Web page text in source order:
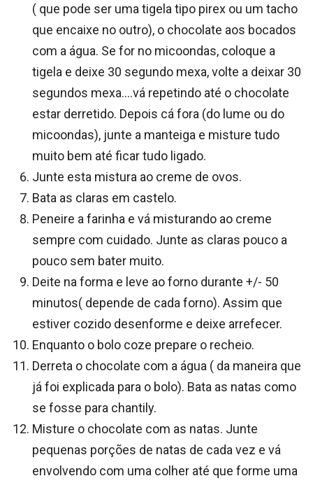
( que pode ser uma tigela tipo pirex ou um tacho
que encaixe no outro), o chocolate aos bocados
com a água. Se for no micoondas, coloque a
tigela e deixe 30 segundo mexa, volte a deixar 30
segundos mexa….vá repetindo até o chocolate
estar derretido. Depois cá fora (do lume ou do
micoondas), junte a manteiga e misture tudo
muito bem até ficar tudo ligado.
Junte esta mistura ao creme de ovos.
Bata as claras em castelo.
Peneire a farinha e vá misturando ao creme
sempre com cuidado. Junte as claras pouco a
pouco sem bater muito.
Deite na forma e leve ao forno durante +/- 50
minutos( depende de cada forno). Assim que
estiver cozido desenforme e deixe arrefecer.
Enquanto o bolo coze prepare o recheio.
Derreta o chocolate com a água ( da maneira que
já foi explicada para o bolo). Bata as natas como
se fosse para chantily.
Misture o chocolate com as natas. Junte
pequenas porções de natas de cada vez e vá
envolvendo com uma colher até que forme uma